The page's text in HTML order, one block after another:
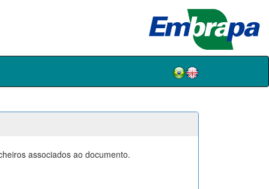
associados ao documento.